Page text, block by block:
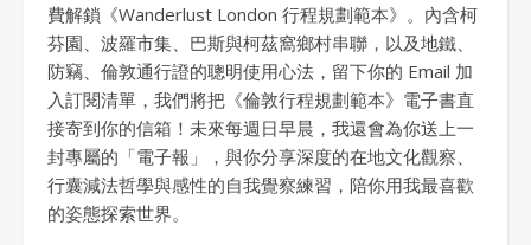
費解鎖《Wanderlust London 行程規劃範本》。內含柯
芬園、波羅市集、巴斯與柯茲窩鄉村串聯，以及地鐵、
防竊、倫敦通行證的聰明使用心法，留下你的 Email 加
入訂閱清單，我們將把《倫敦行程規劃範本》電子書直
接寄到你的信箱！未來每週日早晨，我還會為你送上一
封專屬的「電子報」，與你分享深度的在地文化觀察、
行囊減法哲學與感性的自我覺察練習，陪你用我最喜歡
的姿態探索世界。